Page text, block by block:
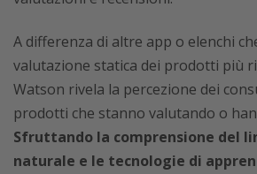
A differenza di altre app o elenchi
valutazione statica dei prodotti più
Watson rivela la percezione dei
prodotti che stanno valutando o
Sfruttando la comprensione del
naturale e le tecnologie di